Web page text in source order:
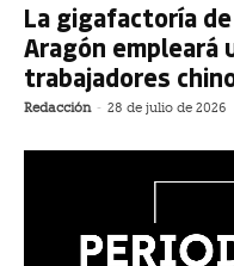
La gigafactoría
Aragón empleará
trabajadores
Redacción - 28 de julio de 2026